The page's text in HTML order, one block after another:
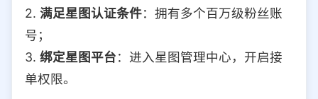
2. 满足星图认证条件：拥有多个百万级粉丝账
号；
3. 绑定星图平台：进入星图管理中心，开启接
单权限。